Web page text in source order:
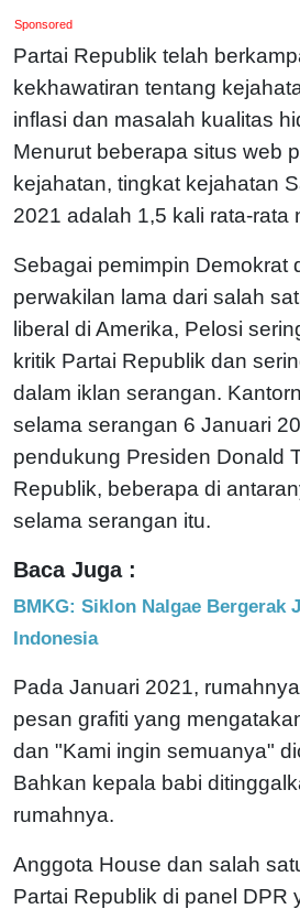
Sponsored
Partai Republik telah
kekhawatiran tentang
inflasi dan masalah kualitas
Menurut beberapa situs web
kejahatan, tingkat kejahatan
2021 adalah 1,5 kali rata-rata
Sebagai pemimpin Demokrat
perwakilan lama dari salah
liberal di Amerika, Pelosi
kritik Partai Republik dan
dalam iklan serangan.
selama serangan 6 Januari
pendukung Presiden Donald
Republik, beberapa di
selama serangan itu.
Baca Juga :
BMKG: Siklon Nalgae Bergerak
Indonesia
Pada Januari 2021,
pesan grafiti yang
dan "Kami ingin semuanya"
Bahkan kepala babi
rumahnya.
Anggota House dan salah
Partai Republik di panel DPR